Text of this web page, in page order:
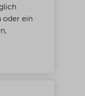
oder ein